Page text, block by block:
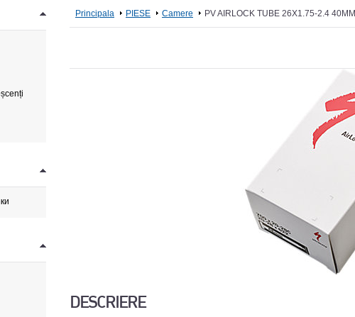
Principala PIESE Camere PV AIRLOCK TUBE 26X1.75-2.4 40MM
DESCRIERE